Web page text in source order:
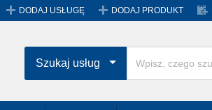
DODAJ USŁUGĘ DODAJ PRODUKT
Szukaj usług